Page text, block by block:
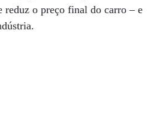
reduz o preço final do carro – e